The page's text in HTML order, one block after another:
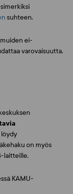
suhteen.
ei-
varovaisuutta.
löydy
on myös
laitteille.
KAMU-